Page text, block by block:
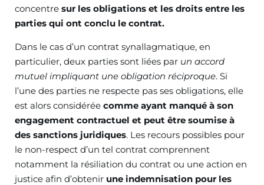
concentre sur les obligations et les droits entre les
parties qui ont conclu le contrat.
Dans le cas d’un contrat synallagmatique, en
particulier, deux parties sont liées par un accord
mutuel impliquant une obligation réciproque. Si
l’une des parties ne respecte pas ses obligations, elle
est alors considérée comme ayant manqué à son
engagement contractuel et peut être soumise à
des sanctions juridiques. Les recours possibles pour
le non-respect d’un tel contrat comprennent
notamment la résiliation du contrat ou une action en
justice afin d’obtenir une indemnisation pour les